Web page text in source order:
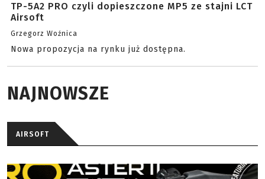
TP-5A2 PRO czyli dopieszczone MP5 ze stajni LCT
Airsoft
Grzegorz Woźnica
Nowa propozycja na rynku już dostępna.
NAJNOWSZE
AIRSOFT